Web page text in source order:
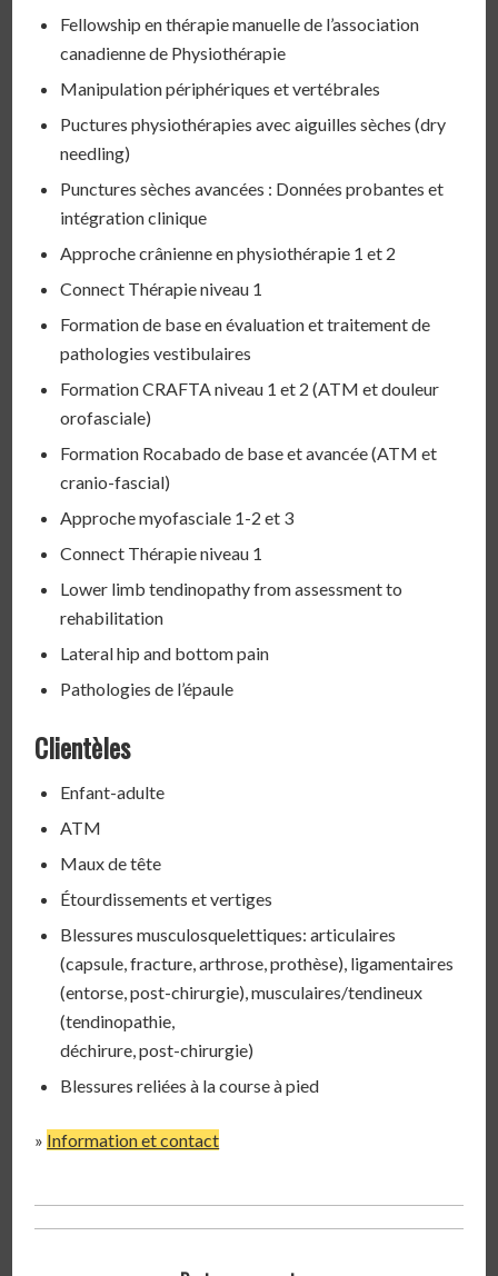
Fellowship en thérapie manuelle de l’association
canadienne de Physiothérapie
Manipulation périphériques et vertébrales
Puctures physiothérapies avec aiguilles sèches (dry
needling)
Punctures sèches avancées : Données probantes et
intégration clinique
Approche crânienne en physiothérapie 1 et 2
Connect Thérapie niveau 1
Formation de base en évaluation et traitement de
pathologies vestibulaires
Formation CRAFTA niveau 1 et 2 (ATM et douleur
orofasciale)
Formation Rocabado de base et avancée (ATM et
cranio-fascial)
Approche myofasciale 1-2 et 3
Connect Thérapie niveau 1
Lower limb tendinopathy from assessment to
rehabilitation
Lateral hip and bottom pain
Pathologies de l’épaule
Clientèles
Enfant-adulte
ATM
Maux de tête
Étourdissements et vertiges
Blessures musculosquelettiques: articulaires
(capsule, fracture, arthrose, prothèse), ligamentaires
(entorse, post-chirurgie), musculaires/tendineux
(tendinopathie,
déchirure, post-chirurgie)
Blessures reliées à la course à pied
» Information et contact